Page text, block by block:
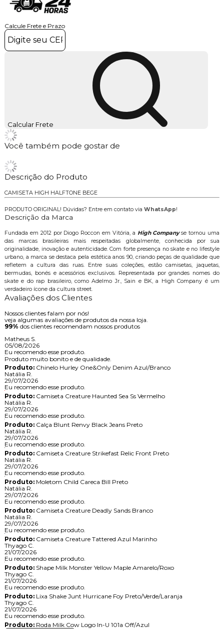
Calcule Frete e Prazo
Calcular Frete
Você também pode gostar de
Descrição do Produto
CAMISETA HIGH HALFTONE BEGE
PRODUTO ORIGINAL! Dúvidas? Entre em contato via WhatsApp!
Descrição da Marca
Fundada em 2012 por Diogo Roccon em Vitória, a High Companyse tornou uma
das marcas brasileiras mais respeitadas globalmente, conhecida por sua
originalidade, inovação e autenticidade. Com forte presença no skate e no lifestyle
urbano, a marca se destaca pela estética anos 90, criando peças de qualidade que
refletem a cultura das ruas. Entre suas coleções, estão camisetas, jaquetas,
bermudas, bonés e acessórios exclusivos. Representada por grandes nomes do
skate e do rap brasileiro, como Adelmo Jr., Sain e BK, a High Company é um
verdadeiro ícone da cultura street.
Avaliações dos Clientes
Nossos clientes falam por nós!
veja algumas avaliações de produtos da nossa loja.
99% dos clientes recomendam nossos produtos
Matheus S.
05/08/2026
Eu recomendo esse produto.
Produto muito bonito e de qualidade.
Produto:Chinelo Hurley One&Only Denim Azul/Branco
Natália R.
29/07/2026
Eu recomendo esse produto.
Produto:Camiseta Creature Haunted Sea Ss Vermelho
Natália R.
29/07/2026
Eu recomendo esse produto.
Produto:Calça Blunt Renvy Black Jeans Preto
Natália R.
29/07/2026
Eu recomendo esse produto.
Produto:Camiseta Creature Strikefast Relic Front Preto
Natália R.
29/07/2026
Eu recomendo esse produto.
Produto:Moletom Child Careca Bill Preto
Natália R.
29/07/2026
Eu recomendo esse produto.
Produto:Camiseta Creature Deadly Sands Branco
Natália R.
29/07/2026
Eu recomendo esse produto.
Produto:Camiseta Creature Tattered Azul Marinho
Thyago C.
21/07/2026
Eu recomendo esse produto.
Produto:Shape Milk Monster Yellow Maple Amarelo/Roxo
Thyago C.
21/07/2026
Eu recomendo esse produto.
Produto:Lixa Shake Junt Hurricane Foy Preto/Verde/Laranja
Thyago C.
21/07/2026
Eu recomendo esse produto.
Produto:Roda Milk Cow Logo In-U 101a Off/Azul